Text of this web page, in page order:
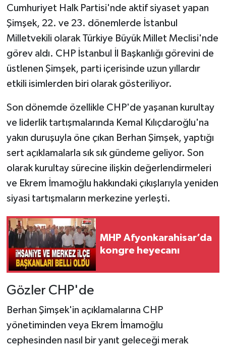
Cumhuriyet Halk Partisi'nde aktif siyaset yapan
Şimşek, 22. ve 23. dönemlerde İstanbul
Milletvekili olarak Türkiye Büyük Millet Meclisi'nde
görev aldı. CHP İstanbul İl Başkanlığı görevini de
üstlenen Şimşek, parti içerisinde uzun yıllardır
etkili isimlerden biri olarak gösteriliyor.
Son dönemde özellikle CHP'de yaşanan kurultay
ve liderlik tartışmalarında Kemal Kılıçdaroğlu'na
yakın duruşuyla öne çıkan Berhan Şimşek, yaptığı
sert açıklamalarla sık sık gündeme geliyor. Son
olarak kurultay sürecine ilişkin değerlendirmeleri
ve Ekrem İmamoğlu hakkındaki çıkışlarıyla yeniden
siyasi tartışmaların merkezine yerleşti.
MHP Afyonkarahisar’da
kongre heyecanı
Gözler CHP'de
Berhan Şimşek'in açıklamalarına CHP
yönetiminden veya Ekrem İmamoğlu
cephesinden nasıl bir yanıt geleceği merak